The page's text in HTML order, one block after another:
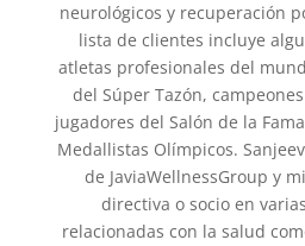
neurológicos y recuperación
lista de clientes incluye
atletas profesionales del
del Súper Tazón,
jugadores del Salón de la
Medallistas Olímpicos.
de JaviaWellnessGroup y
directiva o socio en
relacionadas con la salud